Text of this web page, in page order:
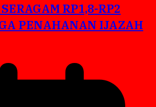
RP1,8-RP2
PENAHANAN IJAZAH